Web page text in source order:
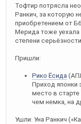
Тофтир потрясла
Ранкич, за которую
приобретением от
Мерида тоже
степени
Пришли:
Рико Ёсида
Приход японки
место в
чем немка, на
Ушли: Уна Ранкич